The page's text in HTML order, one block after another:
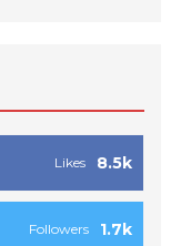
8.5k
Likes
1.7k
Followers